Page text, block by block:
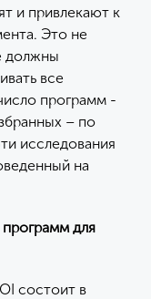
и привлекают к
Это не
должны
все
программ -
– по
исследования
на
для
состоит в